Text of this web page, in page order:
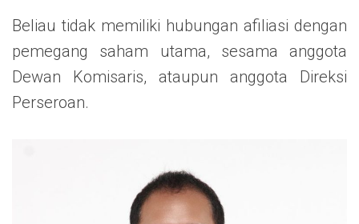
Beliau tidak memiliki hubungan afiliasi dengan
pemegang saham utama, sesama anggota
Dewan Komisaris, ataupun anggota Direksi
Perseroan.